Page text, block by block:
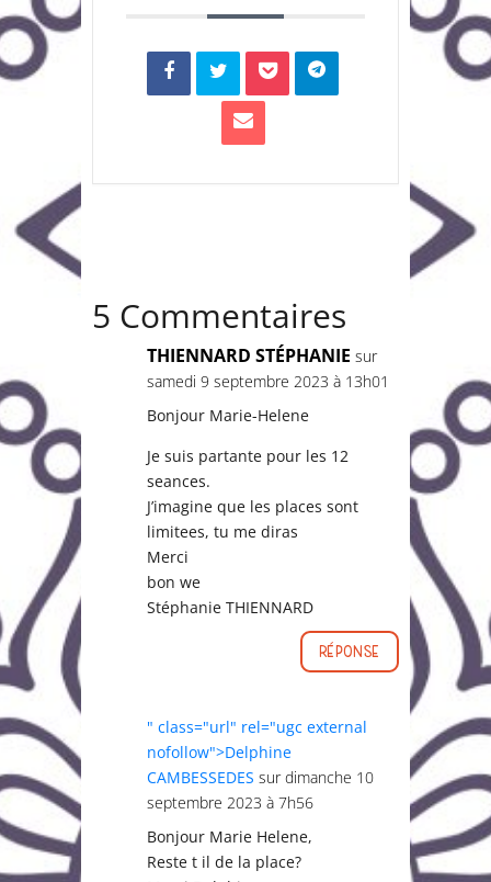
5 Commentaires
THIENNARD STÉPHANIE sur
samedi 9 septembre 2023 à 13h01
Bonjour Marie-Helene
Je suis partante pour les 12
seances.
J’imagine que les places sont
limitees, tu me diras
Merci
bon we
Stéphanie THIENNARD
Réponse
" class="url" rel="ugc external
nofollow">Delphine
CAMBESSEDES sur dimanche 10
septembre 2023 à 7h56
Bonjour Marie Helene,
Reste t il de la place?